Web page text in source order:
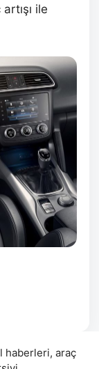
ile
haberleri, araç